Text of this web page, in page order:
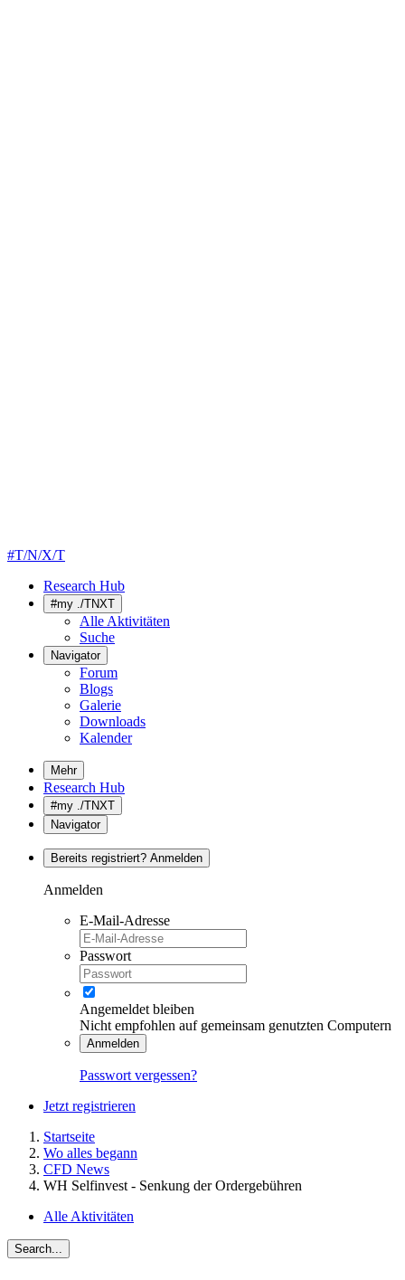
#T/N/X/T
Research Hub
#my ./TNXT
Alle Aktivitäten
Suche
Navigator
Forum
Blogs
Galerie
Downloads
Kalender
Mehr
Research Hub
#my ./TNXT
Navigator
Bereits registriert? Anmelden
Anmelden
E-Mail-Adresse
Passwort
Angemeldet bleiben
Nicht empfohlen auf gemeinsam genutzten Computern
Anmelden
Passwort vergessen?
Jetzt registrieren
Startseite
Wo alles begann
CFD News
WH Selfinvest - Senkung der Ordergebühren
Alle Aktivitäten
Search...